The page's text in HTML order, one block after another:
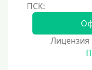
На телефон
Бесплатно и без
Без звонков и
Онлайн
Лицензия